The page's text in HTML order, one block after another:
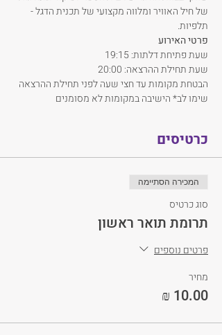
של חיל האוויר ומלווה מקצועי של תכנית הדגל -
תלפיות.
פרטי האירוע
שעת פתיחת דלתות: 19:15
שעת תחילת ההרצאה: 20:00
הבטחת מקומות עד חצי שעה לפני תחילת ההרצאה
שימו לב* הישיבה במקומות לא מסומנים
כרטיסים
המכירה הסתיימה
סוג כרטיס
תרומת תואר ראשון
פרטים נוספים
מחיר